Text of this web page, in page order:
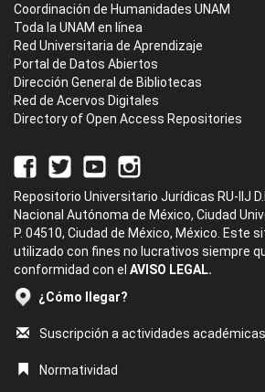
Coordinación de Humanidades UNAM
Toda la UNAM en línea
Red Universitaria de Aprendizaje
Portal de Datos Abiertos
Dirección General de Bibliotecas
Red de Acervos Digitales
Directory of Open Access Repositories
Repositorio Universitario Jurídicas RU-IIJ
Nacional Autónoma de México, Ciudad
P. 04510, Ciudad de México, México. Este
utilizado con fines no lucrativos siempre
conformidad con el AVISO LEGAL.
¿Cómo llegar?
Suscripción a actividades académicas
Normatividad